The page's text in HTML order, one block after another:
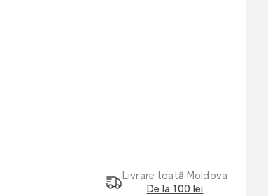
Livrare toată Moldova
De la 100 lei